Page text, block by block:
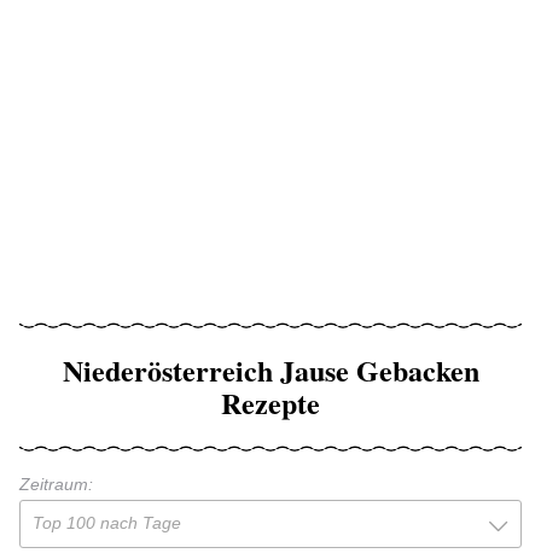
Niederösterreich Jause Gebacken
Rezepte
Zeitraum:
Top 100 nach Tage